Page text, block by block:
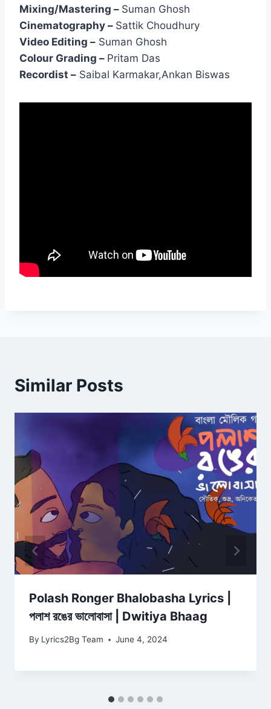
Mixing/Mastering – Suman Ghosh
Cinematography – Sattik Choudhury
Video Editing – Suman Ghosh
Colour Grading – Pritam Das
Recordist – Saibal Karmakar,Ankan Biswas
Similar Posts
Polash Ronger Bhalobasha Lyrics |
পলাশ রঙের ভালোবাসা | Dwitiya Bhaag
By Lyrics2Bg Team June 4, 2024